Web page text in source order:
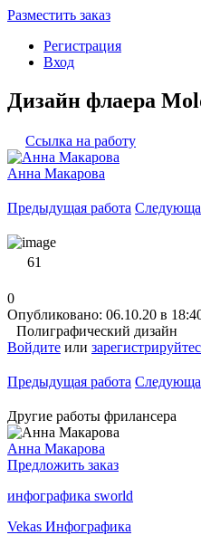
Разместить заказ
Регистрация
Вход
Дизайн флаера
Ссылка на работу
Анна Макарова
Предыдущая работа
61
0
Опубликовано: 06.10.20 в
Полиграфический дизайн
Войдите или
Предыдущая работа
Другие работы фрилансера
Анна Макарова
Предложить заказ
инфографика sworld
Vekas Инфографика